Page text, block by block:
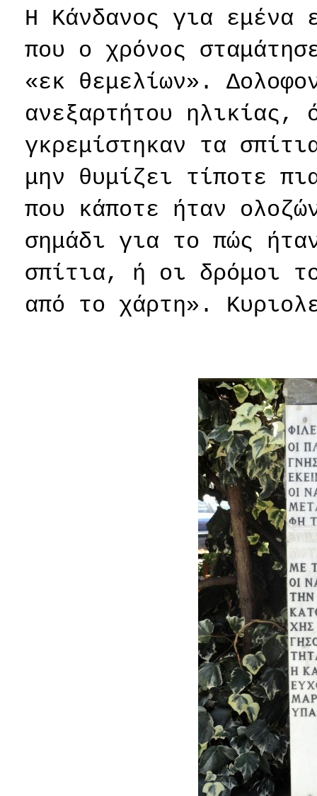
Η Κάνδανος για εμένα
που ο χρόνος
«εκ θεμελίων».
ανεξαρτήτου
γκρεμίστηκαν τα
μην θυμίζει τίποτε
που κάποτε ήταν
σημάδι για το πώς
σπίτια, ή οι δρόμοι
από το χάρτη».